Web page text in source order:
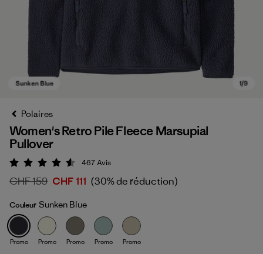
Sunken Blue
Polaires
Women's Retro Pile Fleece Marsupial
Pullover
Évaluation: 4.5 / 5
467Avis
CHF 159 CHF 111 (30% de réduction)
Couleur Sunken Blue
Promo Promo Promo Promo Promo